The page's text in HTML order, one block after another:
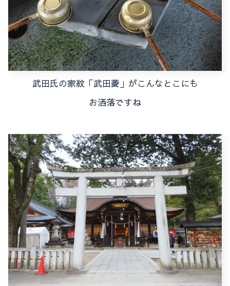
武田氏の家紋「武田菱」がこんなとこにも
お洒落ですね